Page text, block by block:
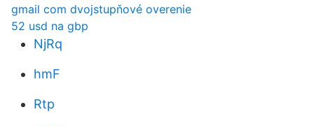
gmail com dvojstupňové overenie
52 usd na gbp
NjRq
hmF
Rtp